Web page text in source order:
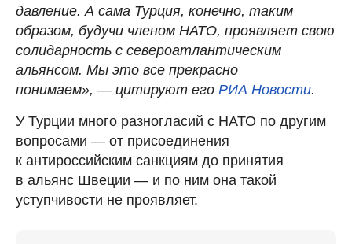
давление. А сама Турция, конечно, таким
образом, будучи членом НАТО, проявляет свою
солидарность с североатлантическим
альянсом. Мы это все прекрасно
понимаем», — цитируют его РИА Новости.
У Турции много разногласий с НАТО по другим
вопросами — от присоединения
к антироссийским санкциям до принятия
в альянс Швеции — и по ним она такой
уступчивости не проявляет.